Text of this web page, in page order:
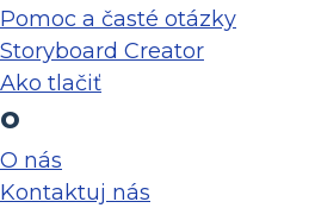
Pomoc a časté otázky
Storyboard Creator
Ako tlačiť
o
O nás
Kontaktuj nás